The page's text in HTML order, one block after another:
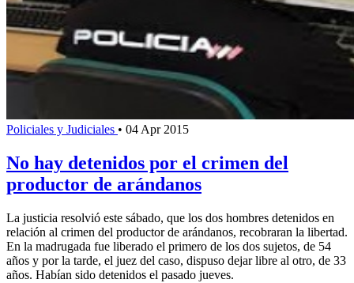
Policiales y Judiciales • 04 Apr 2015
No hay detenidos por el crimen del
productor de arándanos
La justicia resolvió este sábado, que los dos hombres detenidos en
relación al crimen del productor de arándanos, recobraran la libertad.
En la madrugada fue liberado el primero de los dos sujetos, de 54
años y por la tarde, el juez del caso, dispuso dejar libre al otro, de 33
años. Habían sido detenidos el pasado jueves.